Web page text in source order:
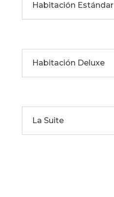
Habitación Estándar
Habitación Deluxe
La Suite